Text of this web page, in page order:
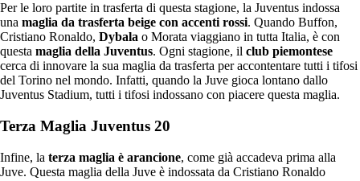
Per le loro partite in trasferta di questa stagione, la Juventus indossa
una maglia da trasferta beige con accenti rossi. Quando Buffon,
Cristiano Ronaldo, Dybala o Morata viaggiano in tutta Italia, è con
questa maglia della Juventus. Ogni stagione, il club piemontese
cerca di innovare la sua maglia da trasferta per accontentare tutti i tifosi
del Torino nel mondo. Infatti, quando la Juve gioca lontano dallo
Juventus Stadium, tutti i tifosi indossano con piacere questa maglia.
Terza Maglia Juventus 20
Infine, la terza maglia è arancione, come già accadeva prima alla
Juve. Questa maglia della Juve è indossata da Cristiano Ronaldo